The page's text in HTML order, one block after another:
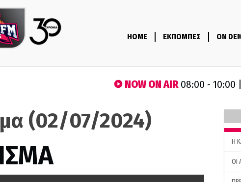
HOME ΕΚΠΟΜΠΕΣ ON
NOW ON AIR08:00 - 10:00 |
(02/07/2024)
H
ΟΙ